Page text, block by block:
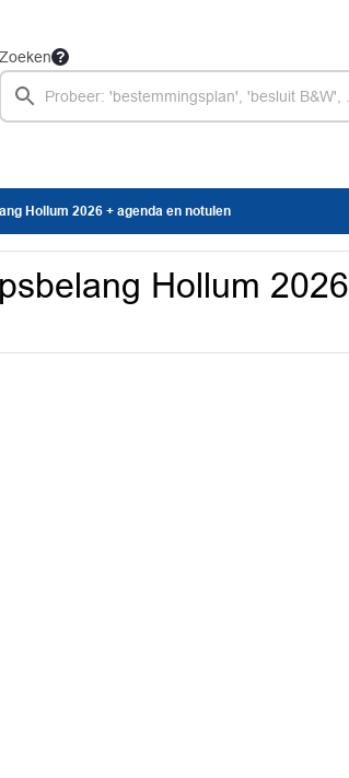
Zoeken
Hollum 2026 + agenda en notulen
Hollum 2026